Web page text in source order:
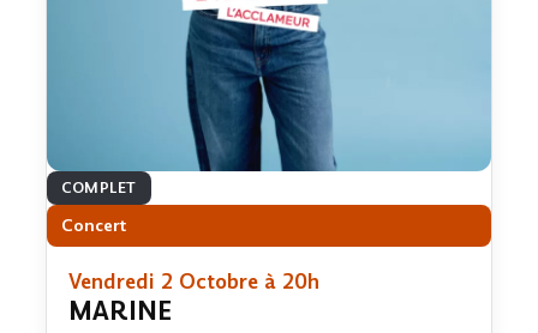
COMPLET
Concert
Vendredi 2 Octobre à 20h
MARINE